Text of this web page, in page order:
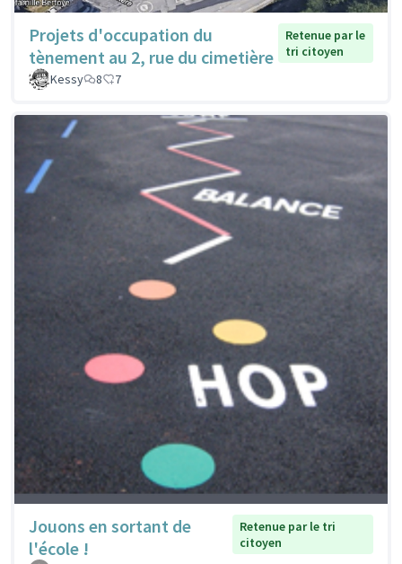
Projets d'occupation du
tènement au 2, rue du cimetière
Retenue par le
tri citoyen
Kessy
8 7
Jouons en sortant de
l'école !
Retenue par le tri
citoyen